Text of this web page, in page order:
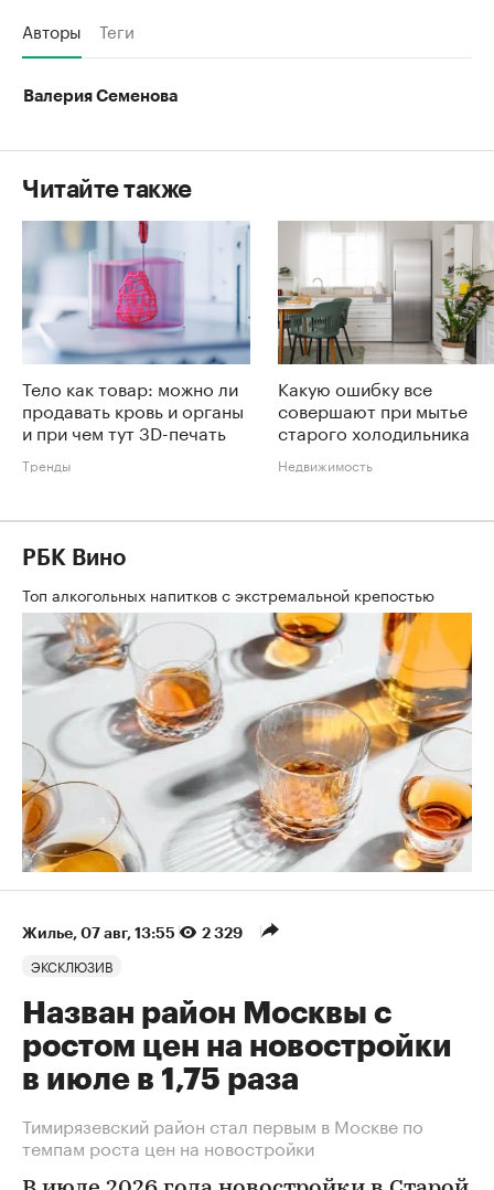
Авторы Теги
Валерия Семенова
Читайте также
Тело как товар: можно ли
продавать кровь и органы
и при чем тут 3D-печать
Тренды
Какую ошибку все
совершают при мытье
старого холодильника
Недвижимость
РБК Вино
Топ алкогольных напитков с экстремальной крепостью
Жилье⁠, 07 авг, 13:55 2 329
ЭКСКЛЮЗИВ
Назван район Москвы с
ростом цен на новостройки
в июле в 1,75 раза
Тимирязевский район стал первым в Москве по
темпам роста цен на новостройки